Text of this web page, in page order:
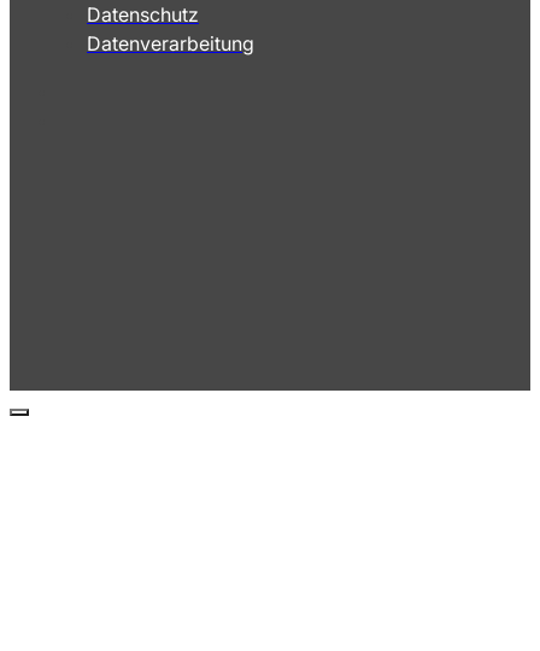
Datenschutz
Datenverarbeitung